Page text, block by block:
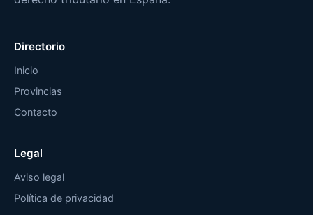
Directorio
Inicio
Provincias
Contacto
Legal
Aviso legal
Política de privacidad